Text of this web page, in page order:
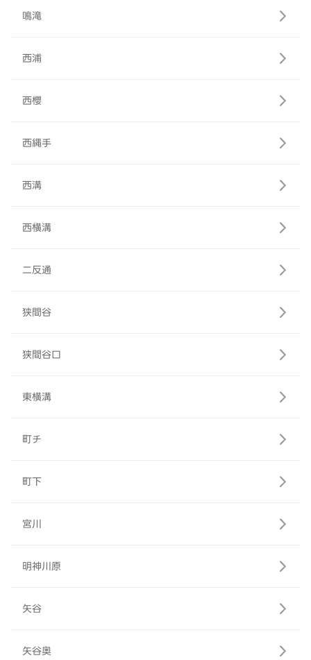
鳴滝
西浦
西櫻
西縄手
西溝
西横溝
二反通
狭間谷
狭間谷口
東横溝
町チ
町下
宮川
明神川原
矢谷
矢谷奥